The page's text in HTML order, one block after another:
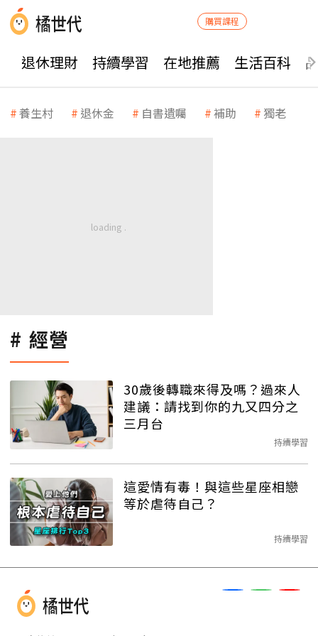
購買課程
退休理財 持續學習 在地推薦 生活百科
養生村 退休金 自書遺囑 補助 獨老
經營
30歲後轉職來得及嗎？過來人
建議：請找到你的九又四分之
三月台
持續學習
這愛情有毒！與這些星座相戀
等於虐待自己？
持續學習